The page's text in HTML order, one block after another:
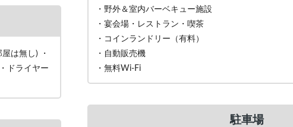
は無し) ・
ドライヤー
・野外＆室内バーベキュー施設
・宴会場・レストラン・喫茶
・コインランドリー（有料）
・自動販売機
・無料Wi-Fi
駐車場